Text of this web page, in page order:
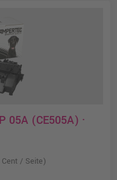
05A (CE505A) ·
/ Seite)